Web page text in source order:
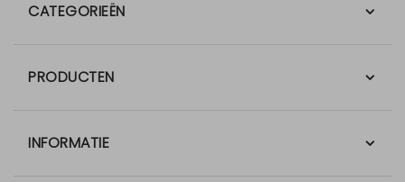
CATEGORIEËN
PRODUCTEN
INFORMATIE